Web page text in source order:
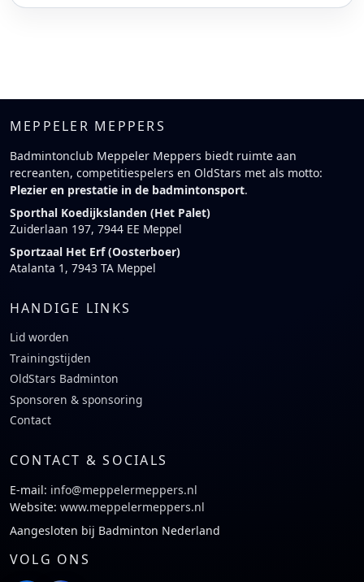
MEPPELER MEPPERS
Badmintonclub Meppeler Meppers biedt ruimte aan
recreanten, competitiespelers en OldStars met als motto:
Plezier en prestatie in de badmintonsport.
Sporthal Koedijkslanden (Het Palet)
Zuiderlaan 197, 7944 EE Meppel
Sportzaal Het Erf (Oosterboer)
Atalanta 1, 7943 TA Meppel
HANDIGE LINKS
Lid worden
Trainingstijden
OldStars Badminton
Sponsoren & sponsoring
Contact
CONTACT & SOCIALS
E-mail: info@meppelermeppers.nl
Website: www.meppelermeppers.nl
Aangesloten bij Badminton Nederland
VOLG ONS